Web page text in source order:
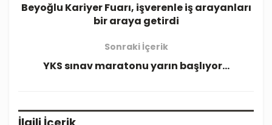
Beyoğlu Kariyer Fuarı, işverenle iş arayanları
bir araya getirdi
Sonraki İçerik
YKS sınav maratonu yarın başlıyor…